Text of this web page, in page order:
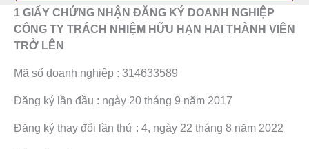
1 GIẤY CHỨNG NHẬN ĐĂNG KÝ DOANH NGHIỆP
CÔNG TY TRÁCH NHIỆM HỮU HẠN HAI THÀNH VIÊN
TRỞ LÊN
Mã số doanh nghiệp : 314633589
Đăng ký lần đầu : ngày 20 tháng 9 năm 2017
Đăng ký thay đổi lần thứ : 4, ngày 22 tháng 8 năm 2022